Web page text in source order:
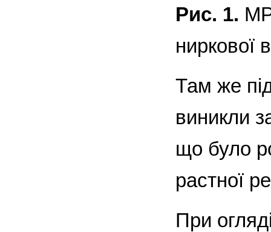
Рис. 1.
ниркової
Там же
виникли
що було
растної
При